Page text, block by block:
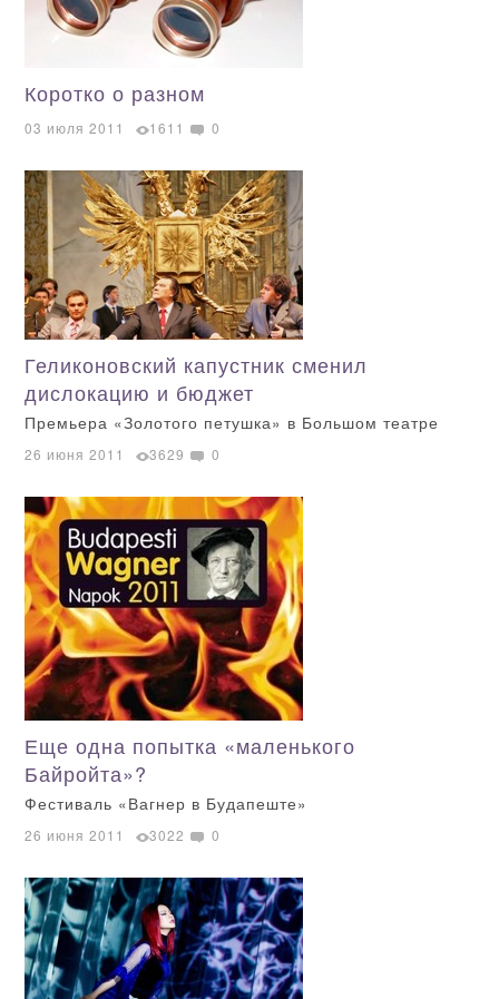
Коротко о разном
03 июля 2011 1611 0
Геликоновский капустник сменил
дислокацию и бюджет
Премьера «Золотого петушка» в Большом театре
26 июня 2011 3629 0
Еще одна попытка «маленького
Байройта»?
Фестиваль «Вагнер в Будапеште»
26 июня 2011 3022 0